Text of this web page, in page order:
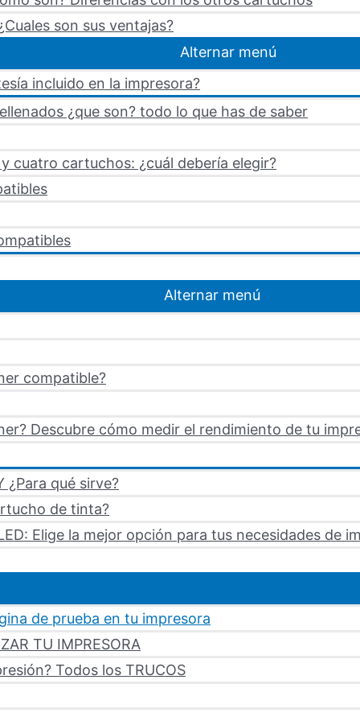
son sus ventajas?
Alternar menú
incluido en la impresora?
¿que son? todo lo que has de saber
cuatro cartuchos: ¿cuál debería elegir?
Alternar menú
compatible?
Descubre cómo medir el rendimiento de tu
¿Para qué sirve?
de tinta?
Elige la mejor opción para tus necesidades de
de prueba en tu impresora
TU IMPRESORA
Todos los TRUCOS